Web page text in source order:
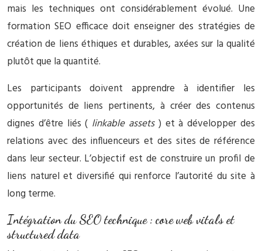
mais les techniques ont considérablement évolué. Une
formation SEO efficace doit enseigner des stratégies de
création de liens éthiques et durables, axées sur la qualité
plutôt que la quantité.
Les participants doivent apprendre à identifier les
opportunités de liens pertinents, à créer des contenus
dignes d’être liés ( linkable assets ) et à développer des
relations avec des influenceurs et des sites de référence
dans leur secteur. L’objectif est de construire un profil de
liens naturel et diversifié qui renforce l’autorité du site à
long terme.
Intégration du SEO technique : core web vitals et
structured data